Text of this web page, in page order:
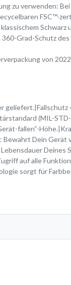
zu verwenden:
FSC™-
Grad-Schutz
von
(MIL-
fallen“-
Dein Gerät
Deines
auf alle
sorgt für